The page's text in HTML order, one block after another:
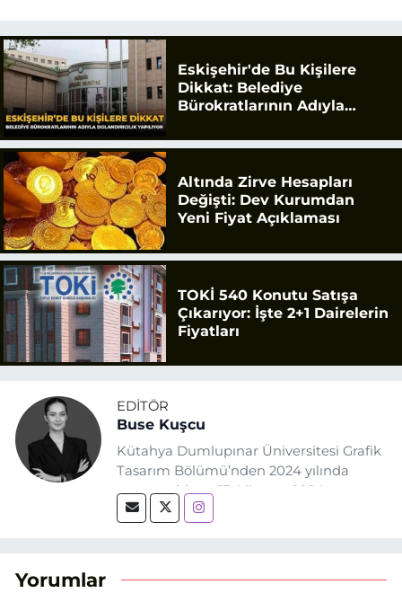
Eskişehir'de Bu Kişilere
Dikkat: Belediye
Bürokratlarının Adıyla
Altında Zirve Hesapları
Değişti: Dev Kurumdan
Yeni Fiyat Açıklaması
TOKİ 540 Konutu Satışa
Çıkarıyor: İşte 2+1 Dairelerin
Fiyatları
EDITÖR
Buse Kuşcu
Kütahya Dumlupınar Üniversitesi Grafik
Tasarım Bölümü’nden 2024 yılında
mezun oldum. 17 Ağustos 2024
tarihinde, Grafik Tasarım alanında staj
Yorumlar